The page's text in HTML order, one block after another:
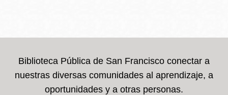
Biblioteca Pública de San Francisco conectar a
nuestras diversas comunidades al aprendizaje, a
oportunidades y a otras personas.